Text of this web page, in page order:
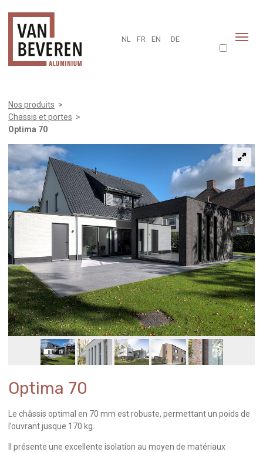
NL FR EN DE
Nos produits >
Chassis et portes >
Optima 70
Optima 70
Le châssis optimal en 70 mm est robuste, permettant un poids de
l’ouvrant jusque 170 kg.
Il présente une excellente isolation au moyen de matériaux